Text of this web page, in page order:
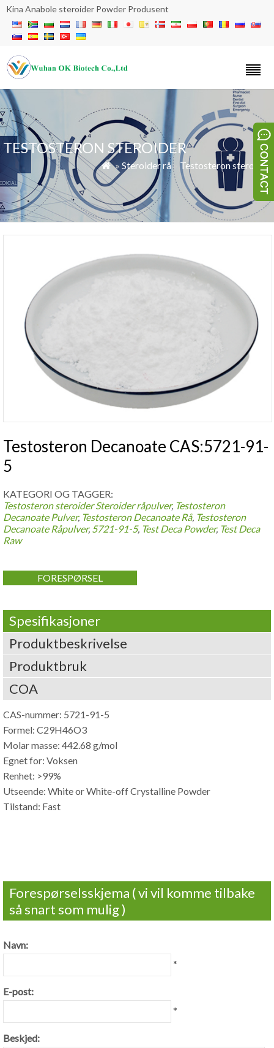
Kina Anabole steroider Powder Produsent
TESTOSTERON STEROIDER
 » Steroider rå» Testosteron steroider
Testosteron Decanoate CAS:5721-91-
5
KATEGORI OG TAGGER:
Testosteron steroider Steroider råpulver, Testosteron
Decanoate Pulver, Testosteron Decanoate Rå, Testosteron
Decanoate Råpulver, 5721-91-5, Test Deca Powder, Test Deca
Raw
FORESPØRSEL
Spesifikasjoner
Produktbeskrivelse
Produktbruk
COA
CAS-nummer: 5721-91-5
Formel: C29H46O3
Molar masse: 442.68 g/mol
Egnet for: Voksen
Renhet: >99%
Utseende: White or White-off Crystalline Powder
Tilstand: Fast
Forespørselsskjema ( vi vil komme tilbake
så snart som mulig )
Navn:
*
E-post:
*
Beskjed: